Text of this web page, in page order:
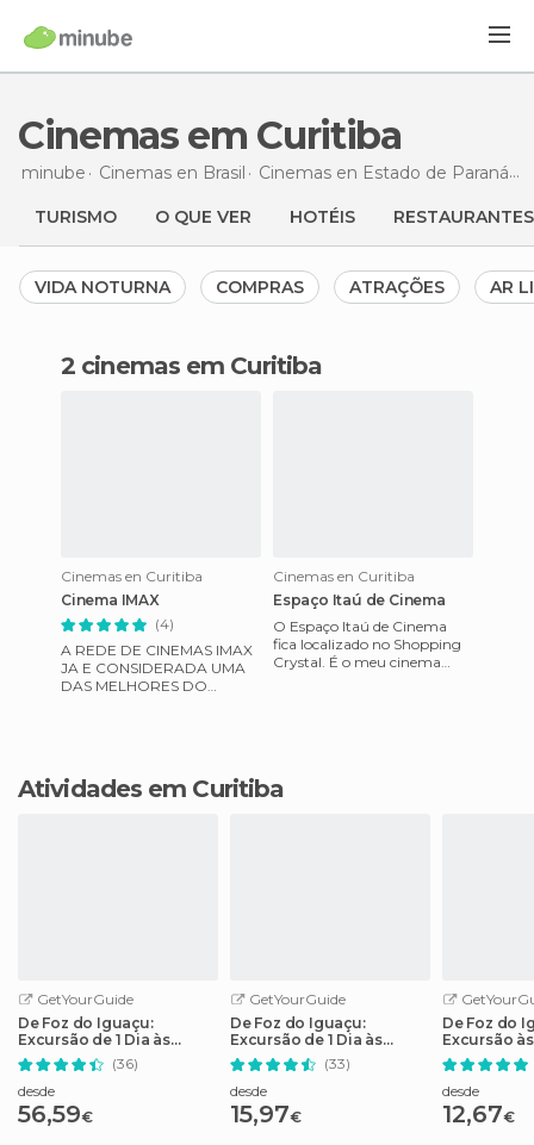
Cinemas em Curitiba
minube Cinemas en Brasil Cinemas en Estado de Paraná
TURISMO O QUE VER HOTÉIS RESTAURANTES
VIDA NOTURNA COMPRAS ATRAÇÕES AR
2 cinemas em Curitiba
Cinemas en Curitiba
Cinema IMAX
(4)
A REDE DE CINEMAS IMAX
JA E CONSIDERADA UMA
DAS MELHORES DO
Cinemas en Curitiba
Espaço Itaú de Cinema
O Espaço Itaú de Cinema
fica localizado no Shopping
Crystal. É o meu cinema
Atividades em Curitiba
GetYourGuide
De Foz do Iguaçu:
Excursão de 1 Dia às
Cataratas Argentinas
(36)
desde
56,59€
GetYourGuide
De Foz do Iguaçu:
Excursão de 1 Dia às
Cataratas Argentinas
(33)
desde
15,97€
De Foz do
Excursão
Iguaçu
desde
12,67€